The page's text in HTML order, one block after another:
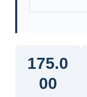
175.0
00